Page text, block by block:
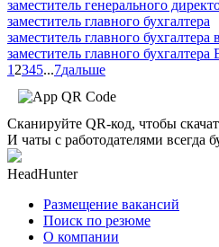
заместитель генерального
заместитель главного бухгалтера
заместитель главного
заместитель главного
1 2345...7дальше
Сканируйте QR-код, чтобы
И чаты с работодателями всегда
HeadHunter
Размещение вакансий
Поиск по резюме
О компании